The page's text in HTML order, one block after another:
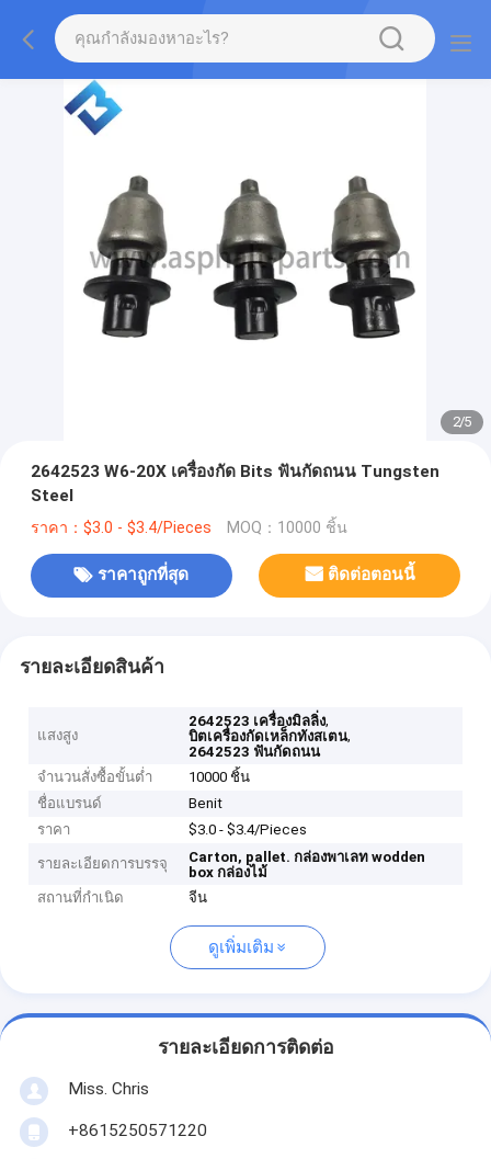
2/5
2642523 W6-20X เครื่องกัด Bits ฟันกัดถนน Tungsten
Steel
ราคา：$3.0 - $3.4/Pieces MOQ：10000 ชิ้น
ราคาถูกที่สุด ติดต่อตอนนี้
รายละเอียดสินค้า
แสงสูง
2642523 เครื่องมิลลิ่ง,
บิตเครื่องกัดเหล็กทังสเตน,
2642523 ฟันกัดถนน
จำนวนสั่งซื้อขั้นต่ำ
10000 ชิ้น
ชื่อแบรนด์
Benit
ราคา
$3.0 - $3.4/Pieces
รายละเอียดการบรรจุ Carton, pallet. กล่องพาเลท wodden
box กล่องไม้
สถานที่กำเนิด
จีน
ดูเพิ่มเติม
รายละเอียดการติดต่อ
Miss. Chris
+8615250571220